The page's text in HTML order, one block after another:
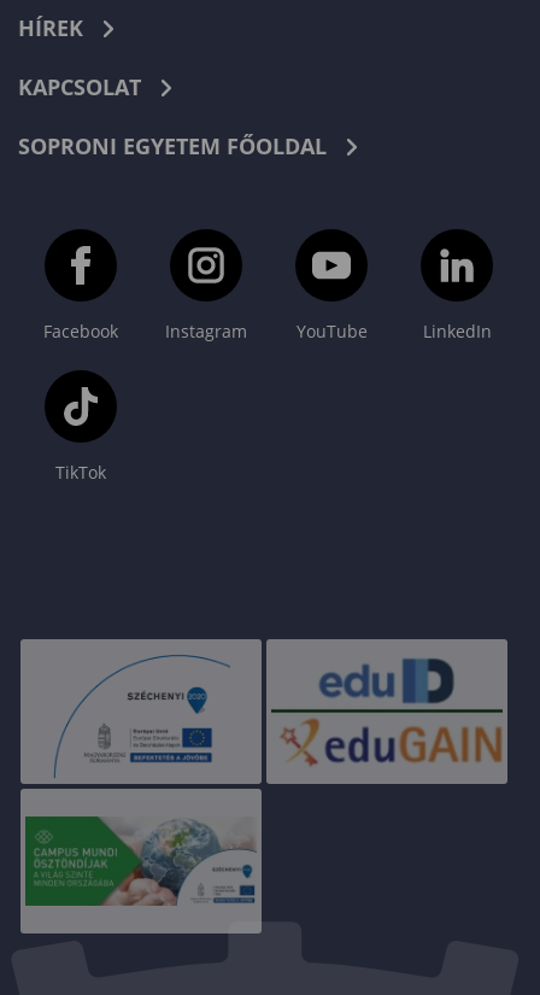
HÍREK
KAPCSOLAT
SOPRONI EGYETEM FŐOLDAL
Facebook Instagram YouTube LinkedIn
TikTok